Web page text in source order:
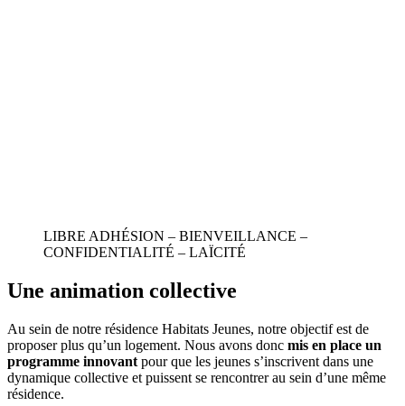
LIBRE ADHÉSION – BIENVEILLANCE –
CONFIDENTIALITÉ – LAÏCITÉ
Une animation collective
Au sein de notre résidence Habitats Jeunes, notre objectif est de
proposer plus qu’un logement. Nous avons donc mis en place un
programme innovant pour que les jeunes s’inscrivent dans une
dynamique collective et puissent se rencontrer au sein d’une même
résidence.